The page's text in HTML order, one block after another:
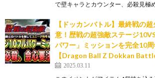
で壁キャラとカウンター、必殺見極
【ドッカンバトル】最終戦の
意！歴戦の超強敵ステージ
パワー」ミッションを完全10
【Dragon Ball Z Dokkan Battle
2025.03.11